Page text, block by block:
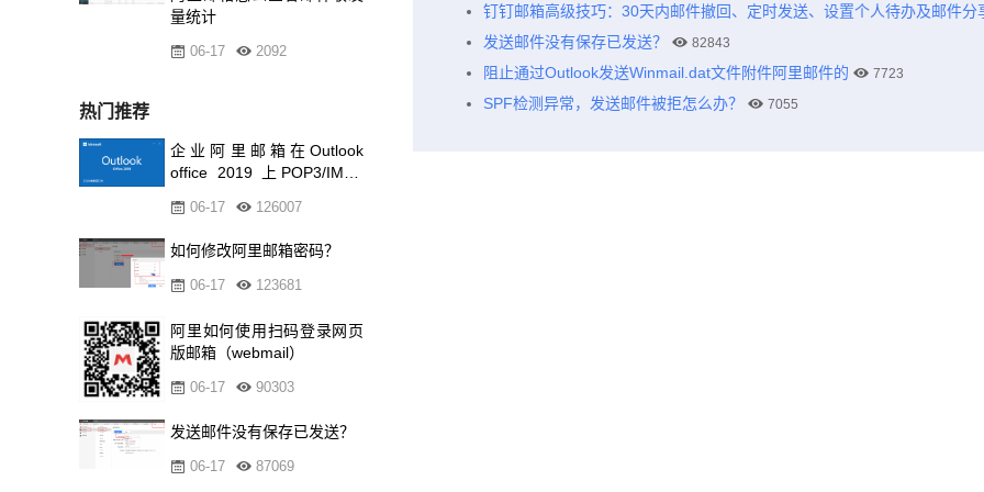
钉钉邮箱高级技巧：30天内邮件撤回、定时发送、设置个人待办及邮件分
发送邮件没有保存已发送？ 82843
阻止通过Outlook发送Winmail.dat文件附件阿里邮件的 7723
SPF检测异常，发送邮件被拒怎么办？ 7055
量统计
06-17 2092
热门推荐
企业阿里邮箱在Outlook
office 2019 上POP3/IMAP
06-17 126007
如何修改阿里邮箱密码？
06-17 123681
阿里如何使用扫码登录网页
版邮箱（webmail）
06-17 90303
发送邮件没有保存已发送？
06-17 87069